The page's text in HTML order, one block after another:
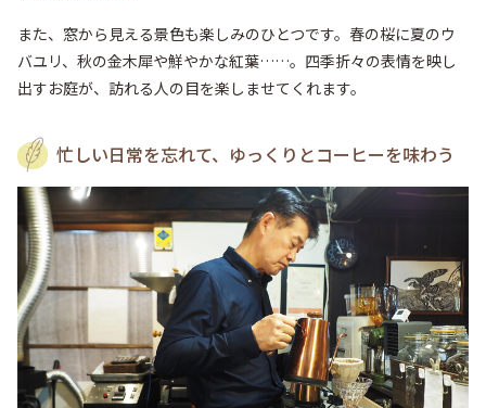
また、窓から見える景色も楽しみのひとつです。春の桜に夏のウ
バユリ、秋の金木犀や鮮やかな紅葉……。四季折々の表情を映し
出すお庭が、訪れる人の目を楽しませてくれます。
忙しい日常を忘れて、ゆっくりとコーヒーを味わう